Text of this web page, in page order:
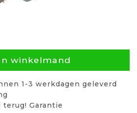
winkelmand
1-3 werkdagen geleverd
terug! Garantie